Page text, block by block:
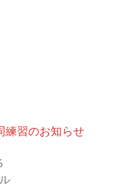
練習のお知らせ